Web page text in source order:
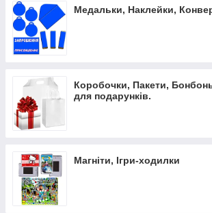
Медальки, Наклейки,
Коробочки, Пакети,
для подарунків.
Магніти, Ігри-ходилки